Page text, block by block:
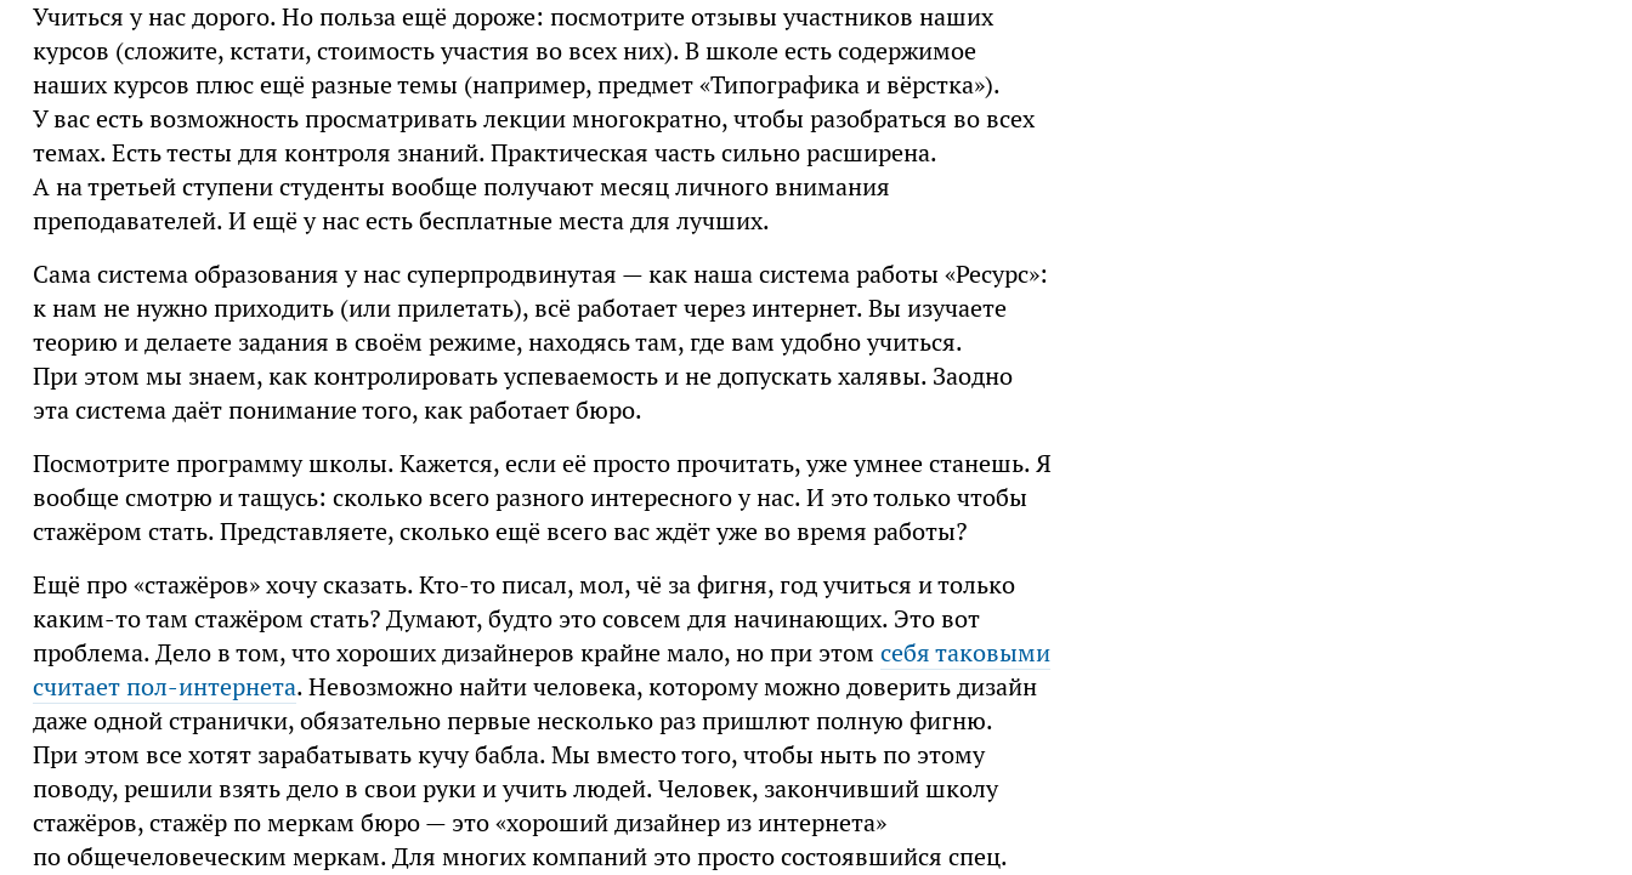
Учиться у нас дорого. Но польза ещё дороже: посмотрите отзывы участников наших
курсов (сложите, кстати, стоимость участия во всех них). В школе есть содержимое
наших курсов плюс ещё разные темы (например, предмет «Типографика и вёрстка»).
У вас есть возможность просматривать лекции многократно, чтобы разобраться во всех
темах. Есть тесты для контроля знаний. Практическая часть сильно расширена.
А на третьей ступени студенты вообще получают месяц личного внимания
преподавателей. И ещё у нас есть бесплатные места для лучших.
Сама система образования у нас суперпродвинутая — как наша система работы «Ресурс»:
к нам не нужно приходить (или прилетать), всё работает через интернет. Вы изучаете
теорию и делаете задания в своём режиме, находясь там, где вам удобно учиться.
При этом мы знаем, как контролировать успеваемость и не допускать халявы. Заодно
эта система даёт понимание того, как работает бюро.
Посмотрите программу школы. Кажется, если её просто прочитать, уже умнее станешь. Я
вообще смотрю и тащусь: сколько всего разного интересного у нас. И это только чтобы
стажёром стать. Представляете, сколько ещё всего вас ждёт уже во время работы?
Ещё про «стажёров» хочу сказать. Кто-то писал, мол, чё за фигня, год учиться и только
каким-то там стажёром стать? Думают, будто это совсем для начинающих. Это вот
проблема. Дело в том, что хороших дизайнеров крайне мало, но при этом себя таковыми
считает пол-интернета. Невозможно найти человека, которому можно доверить дизайн
даже одной странички, обязательно первые несколько раз пришлют полную фигню.
При этом все хотят зарабатывать кучу бабла. Мы вместо того, чтобы ныть по этому
поводу, решили взять дело в свои руки и учить людей. Человек, закончивший школу
стажёров, стажёр по меркам бюро — это «хороший дизайнер из интернета»
по общечеловеческим меркам. Для многих компаний это просто состоявшийся спец.